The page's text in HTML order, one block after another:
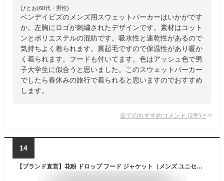
ひとお(60代・男性)
ベンデイビズのメンズ用スウェットパーカーはいかがです
か。左胸にロゴが刺繍されたデザインです。素材はコット
ンとポリエステルの混紡です。吸水性と速乾性があるので
気持ちよく着られます。裏起毛ですので保温性があり暖か
く着られます。フードも付いてます。色はアッシュ色で男
子大学生に似合うと思いました。このスウェットパーカー
でしたら春休みの旅行で着られると思いますのでおすすめ
します。
全てのおすすめコメント (2件) >
14
【ブランド直営】花粉 ドロップ フード ジャケット（メンズ ユニセックス アウター マウンテンパーカー マンパ フード付き 撥水 防汚 静電気防止 花粉対策 羽織り 無地 前開き アメカジ 春 秋）KRIFF MAYERクリフメイヤー【2025SS】